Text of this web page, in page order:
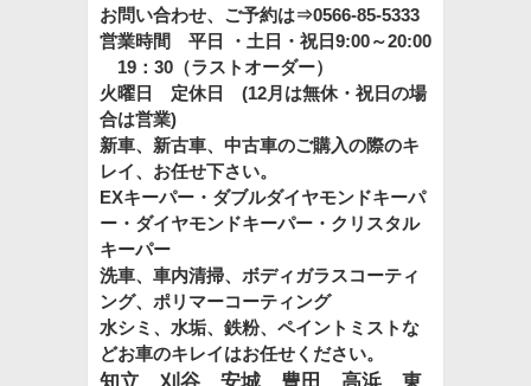
お問い合わせ、ご予約は⇒0566-85-5333
営業時間 平日 ・土日・祝日9:00～20:00
19：30（ラストオーダー）
火曜日 定休日 (12月は無休・祝日の場
合は営業)
新車、新古車、中古車のご購入の際のキ
レイ、お任せ下さい。
EXキーパー・ダブルダイヤモンドキーパ
ー・ダイヤモンドキーパー・クリスタル
キーパー
洗車、車内清掃、ボディガラスコーティ
ング、ポリマーコーティング
水シミ、水垢、鉄粉、ペイントミストな
どお車のキレイはお任せください。
知立 刈谷 安城 豊田 高浜 東